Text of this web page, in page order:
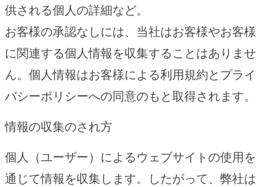
供される個人の詳細など。
お客様の承認なしには、当社はお客様やお客様
に関連する個人情報を収集することはありませ
ん。個人情報はお客様による利用規約とプライ
バシーポリシーへの同意のもと取得されます。
情報の収集のされ方
個人（ユーザー）によるウェブサイトの使用を
通じて情報を収集します。したがって、弊社は